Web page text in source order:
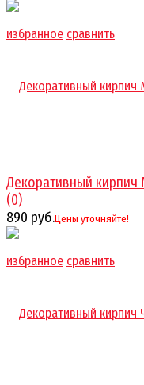
избранное сравнить
избранное сравнить
Декоративный кирпич
(0)
890 руб.Цены уточняйте!